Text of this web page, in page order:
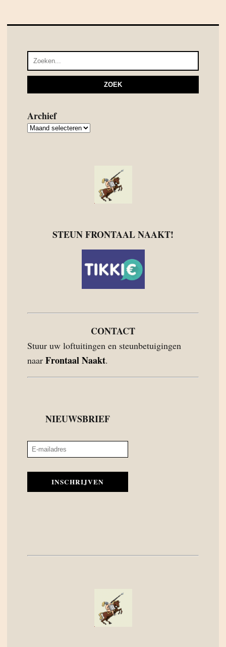
Archief
Archief
STEUN FRONTAAL NAAKT!
CONTACT
Stuur uw loftuitingen en steunbetuigingen
naar Frontaal Naakt.
NIEUWSBRIEF
INSCHRIJVEN